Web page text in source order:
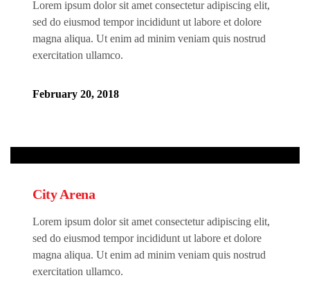
Lorem ipsum dolor sit amet consectetur adipiscing elit,
sed do eiusmod tempor incididunt ut labore et dolore
magna aliqua. Ut enim ad minim veniam quis nostrud
exercitation ullamco.
February 20, 2018
City Arena
Lorem ipsum dolor sit amet consectetur adipiscing elit,
sed do eiusmod tempor incididunt ut labore et dolore
magna aliqua. Ut enim ad minim veniam quis nostrud
exercitation ullamco.